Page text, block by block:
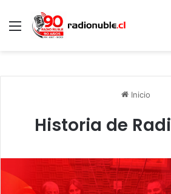
Menú
Inicio
Historia de